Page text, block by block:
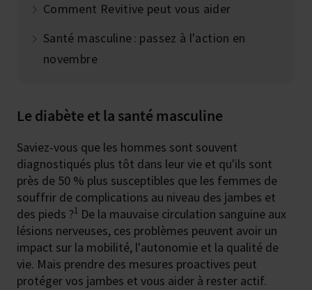
Comment Revitive peut vous aider
Santé masculine : passez à l'action en
novembre
Le diabète et la santé masculine
Saviez-vous que les hommes sont souvent
diagnostiqués plus tôt dans leur vie et qu'ils sont
près de 50 % plus susceptibles que les femmes de
souffrir de complications au niveau des jambes et
des pieds ?1 De la mauvaise circulation sanguine aux
lésions nerveuses, ces problèmes peuvent avoir un
impact sur la mobilité, l'autonomie et la qualité de
vie. Mais prendre des mesures proactives peut
protéger vos jambes et vous aider à rester actif.